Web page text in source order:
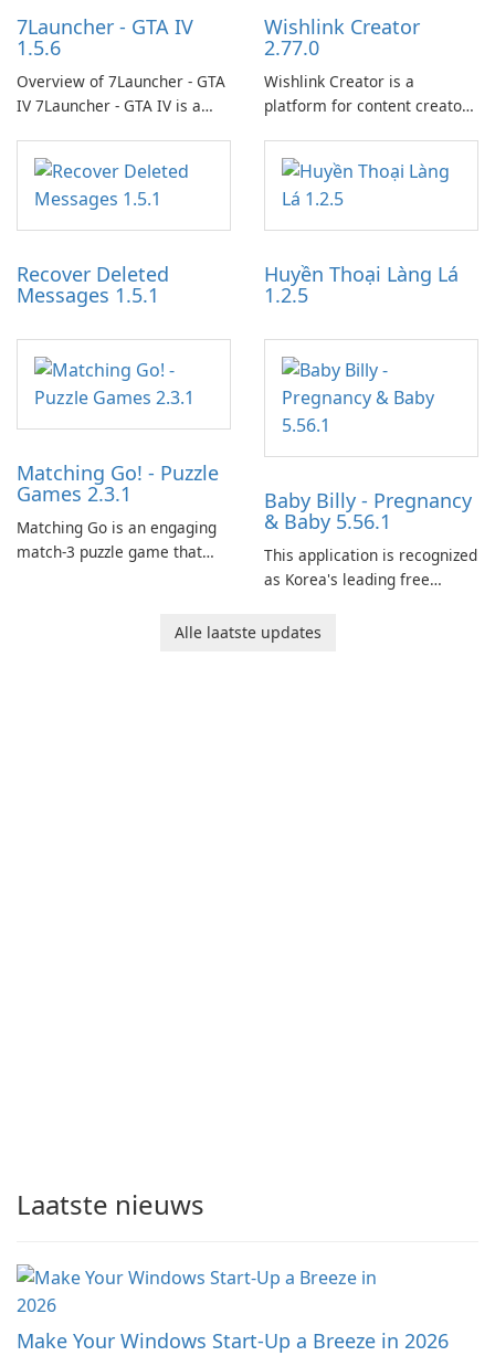
7Launcher - GTA IV
1.5.6
Overview of 7Launcher - GTA
IV 7Launcher - GTA IV is a
application designed to
optimize the gaming
experience for Grand Theft
Auto IV.
Wishlink Creator
2.77.0
Wishlink Creator is a
platform for content creators
work through built-in brand
partnerships and integrated
tools for content distribution
and audience engagement.
Recover Deleted
Messages 1.5.1
Huyền Thoại Làng Lá
1.2.5
Matching Go! - Puzzle
Games 2.3.1
Matching Go is an engaging
match-3 puzzle game that
Ollie, on an adventurous
Baby Billy - Pregnancy
& Baby 5.56.1
This application is recognized
as Korea's leading free
baby tracking, offering
Alle laatste updates
Laatste nieuws
Make Your Windows Start-Up a Breeze in 2026